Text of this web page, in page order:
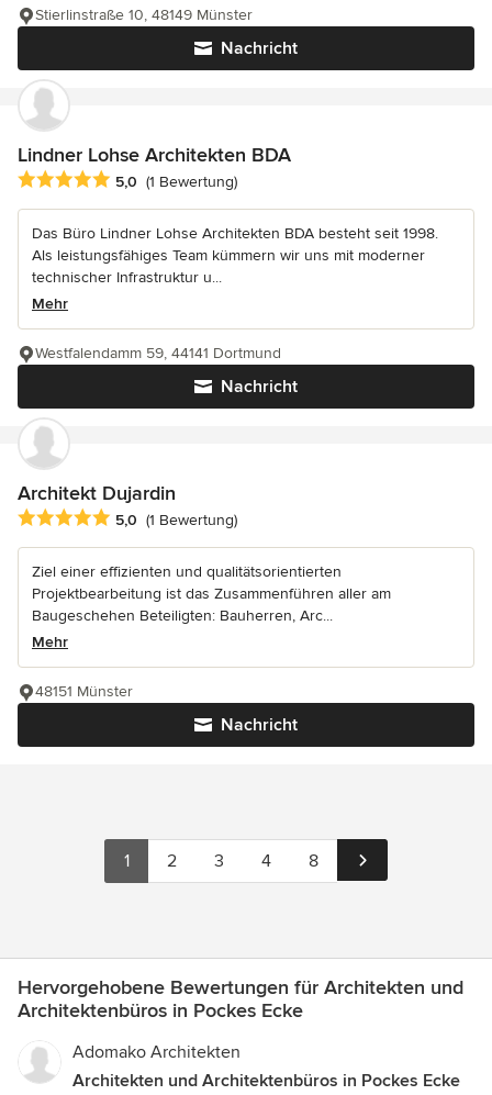
Nachricht
Stierlinstraße 10, 48149 Münster
Lindner Lohse Architekten BDA
Durchschnittliche Bewertung: 5 von 5 Sternen
5,0 (1 Bewertung)
Das Büro Lindner Lohse Architekten BDA besteht seit 1998.
Als leistungsfähiges Team kümmern wir uns mit moderner
technischer Infrastruktur u...
Mehr
Nachricht
Westfalendamm 59, 44141 Dortmund
Architekt Dujardin
Durchschnittliche Bewertung: 5 von 5 Sternen
5,0 (1 Bewertung)
Ziel einer effizienten und qualitätsorientierten
Projektbearbeitung ist das Zusammenführen aller am
Baugeschehen Beteiligten: Bauherren, Arc...
Mehr
Nachricht
48151 Münster
1 2 3 4 8
Hervorgehobene Bewertungen für Architekten und
Architektenbüros in Pockes Ecke
Adomako Architekten
Architekten und Architektenbüros in Pockes Ecke